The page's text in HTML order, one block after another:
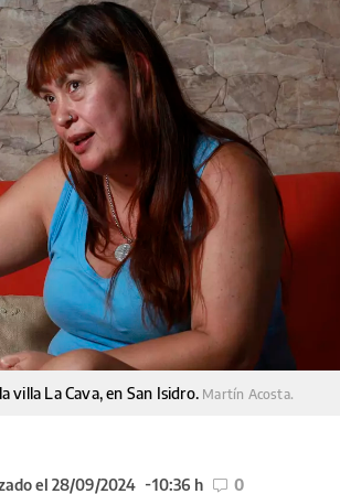
villa La Cava, en San Isidro. Martín Acosta.
el 28/09/2024 10:36 h 0